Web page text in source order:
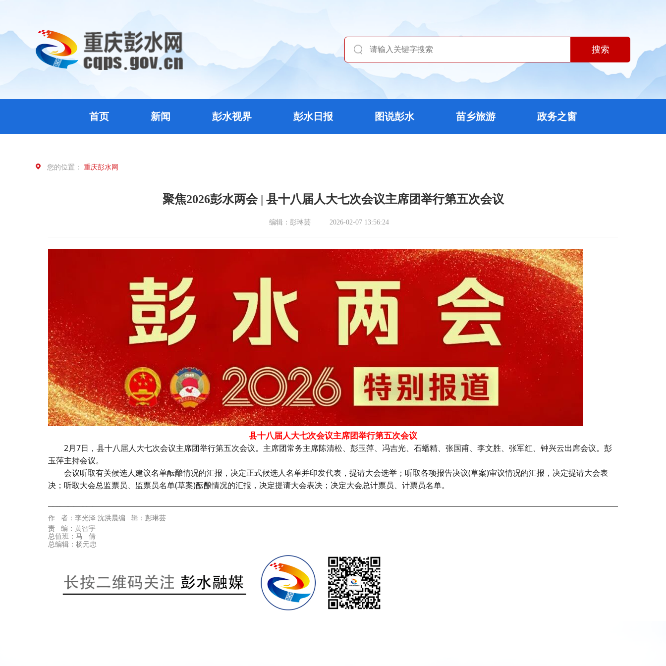
搜索
首页 新闻 彭水视界 彭水日报 图说彭水 苗乡旅游 政务之窗
您的位置： 重庆彭水网
聚焦2026彭水两会 | 县十八届人大七次会议主席团举行第五次会议
编辑： 彭琳芸 2026-02-07 13:56:24
县十八届人大七次会议主席团举行第五次会议
2月7日，县十八届人大七次会议主席团举行第五次会议。主席团常务主席陈清松、彭玉萍、冯吉光、石蟠精、张国甫、李文胜、张军红、钟兴云出席会议。彭
玉萍主持会议。
会议听取有关候选人建议名单酝酿情况的汇报，决定正式候选人名单并印发代表，提请大会选举；听取各项报告决议(草案)审议情况的汇报，决定提请大会表
决；听取大会总监票员、监票员名单(草案)酝酿情况的汇报，决定提请大会表决；决定大会总计票员、计票员名单。
代佳兴
作 者：李光泽 沈洪晨编 辑：彭琳芸
责 编：黄智宇
总值班：马 倩
总编辑：杨元忠